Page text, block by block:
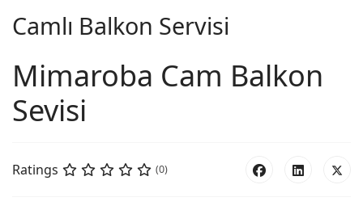
Camlı Balkon Servisi
Mimaroba Cam Balkon
Sevisi
Ratings (0)